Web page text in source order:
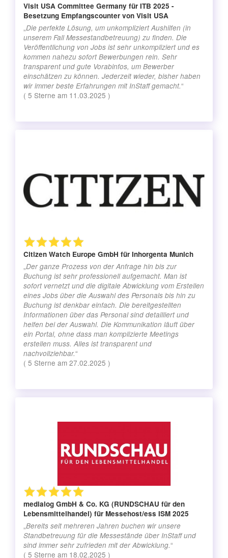
Visit USA Committee Germany für ITB 2025 -
Besetzung Empfangscounter von Visit USA
„Die perfekte Lösung, um unkompliziert Aushilfen (in
unserem Fall Messestandbetreuung) zu finden. Die
Veröffentlichung von Jobs ist sehr unkompliziert und es
kommen nahezu sofort Bewerbungen rein. Sehr
transparent und gute Vorabinfos, um Bewerber
einschätzen zu können. Jederzeit wieder, bisher haben
wir immer beste Erfahrungen mit InStaff gemacht.“
( 5 Sterne am 11.03.2025 )
Citizen Watch Europe GmbH für Inhorgenta Munich
„Der ganze Prozess von der Anfrage hin bis zur
Buchung ist sehr professionell aufgemacht. Man ist
sofort vernetzt und die digitale Abwicklung vom Erstellen
eines Jobs über die Auswahl des Personals bis hin zu
Buchung ist denkbar einfach. Die bereitgestellten
Informationen über das Personal sind detailliert und
helfen bei der Auswahl. Die Kommunikation läuft über
ein Portal, ohne dass man komplizierte Meetings
erstellen muss. Alles ist transparent und
nachvollziehbar.“
( 5 Sterne am 27.02.2025 )
medialog GmbH & Co. KG (RUNDSCHAU für den
Lebensmittelhandel) für Messehost/ess ISM 2025
„Bereits seit mehreren Jahren buchen wir unsere
Standbetreuung für die Messestände über InStaff und
sind immer sehr zufrieden mit der Abwicklung.“
( 5 Sterne am 18.02.2025 )